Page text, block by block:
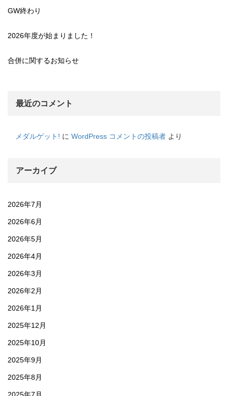
GW終わり
2026年度が始まりました！
合併に関するお知らせ
最近のコメント
メダルゲット! に WordPress コメントの投稿者 より
アーカイブ
2026年7月
2026年6月
2026年5月
2026年4月
2026年3月
2026年2月
2026年1月
2025年12月
2025年10月
2025年9月
2025年8月